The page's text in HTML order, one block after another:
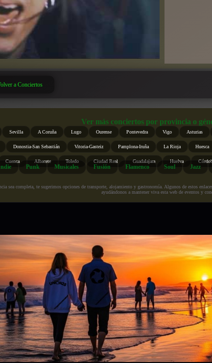
a Conciertos
Ver más conciertos por provincia o
Sevilla A Coruña Lugo Ourense Pontevedra Vigo Asturias
Donostia-San Sebastián Vitoria-Gasteiz Pamplona-Iruña La Rioja Huesca
Cuenca Albacete Toledo Ciudad Real Guadalajara Huelva
Punk Musicales Fusión Flamenco Soul Jazz
sea completa, te sugerimos opciones de transporte, alojamiento y gastronomía. Algunos de estos
ayudándonos a mantener viva esta web de eventos y